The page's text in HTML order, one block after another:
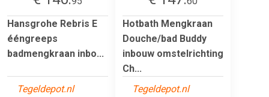
Hansgrohe Rebris E
ééngreeps
badmengkraan inbo...
Tegeldepot.nl
Hotbath Mengkraan
Douche/bad Buddy
inbouw omstelrichting
Ch...
Tegeldepot.nl